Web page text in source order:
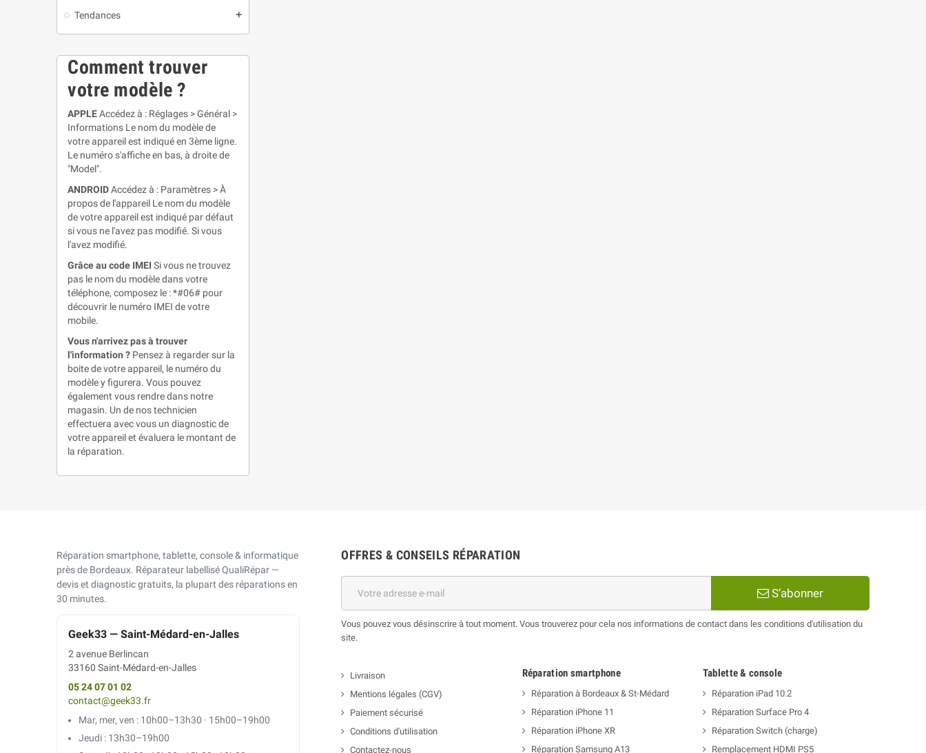
Tendances add
Comment trouver
votre modèle ?
APPLEAccédez à : Réglages > Général >
Informations Le nom du modèle de
votre appareil est indiqué en 3ème ligne.
Le numéro s'affiche en bas, à droite de
"Model".
ANDROIDAccédez à : Paramètres > À
propos de l'appareil Le nom du modèle
de votre appareil est indiqué par défaut
si vous ne l'avez pas modifié. Si vous
l'avez modifié.
Grâce au code IMEI Si vous ne trouvez
pas le nom du modèle dans votre
téléphone, composez le : *#06# pour
découvrir le numéro IMEI de votre
mobile.
Vous n'arrivez pas à trouver
l'information ? Pensez à regarder sur la
boite de votre appareil, le numéro du
modèle y figurera. Vous pouvez
également vous rendre dans notre
magasin. Un de nos technicien
effectuera avec vous un diagnostic de
votre appareil et évaluera le montant de
la réparation.
Réparation smartphone, tablette, console & informatique
près de Bordeaux. Réparateur labellisé QualiRépar —
devis et diagnostic gratuits, la plupart des réparations en
30 minutes.
Geek33 — Saint-Médard-en-Jalles
2 avenue Berlincan
33160 Saint-Médard-en-Jalles
05 24 07 01 02
contact@geek33.fr
Mar, mer, ven : 10h00–13h30 · 15h00–19h00
Jeudi : 13h30–19h00
OFFRES & CONSEILS RÉPARATION
S’abonner
Vous pouvez vous désinscrire à tout moment. Vous trouverez pour cela nos informations de contact dans les conditions d'utilisation du
site.
Livraison
Mentions légales (CGV)
Paiement sécurisé
Conditions d'utilisation
Contactez-nous
Réparation smartphone
Réparation à Bordeaux & St-Médard
Réparation iPhone 11
Réparation iPhone XR
Réparation Samsung A13
Tablette & console
Réparation iPad 10.2
Réparation Surface Pro 4
Réparation Switch (charge)
Remplacement HDMI PS5